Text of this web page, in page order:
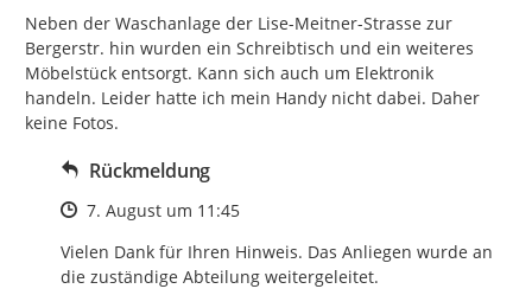
Neben der Waschanlage der Lise-Meitner-Strasse zur
Bergerstr. hin wurden ein Schreibtisch und ein weiteres
Möbelstück entsorgt. Kann sich auch um Elektronik
handeln. Leider hatte ich mein Handy nicht dabei. Daher
keine Fotos.
Rückmeldung
Zeitpunkt des Erstellens
7. August um 11:45
Vielen Dank für Ihren Hinweis. Das Anliegen wurde an
die zuständige Abteilung weitergeleitet.